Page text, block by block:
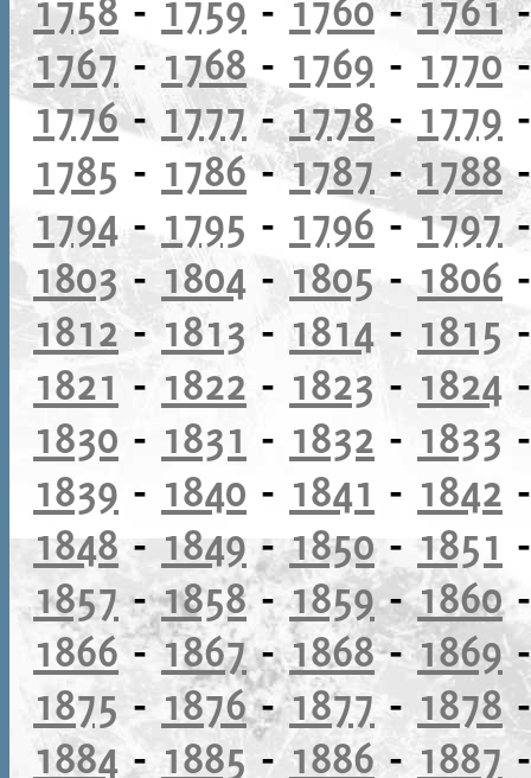
1767- 1768 - 1769 - 1770
1776- 1777-1778- 1779
1785 - 1786-1787-1788
1794 - 1795 - 1796-1797
1803- 1804 - 1805 - 1806
1812-1813 - 1814 - 1815
1821 - 1822 - 1823 - 1824
1830 - 1831 - 1832 - 1833
1839 - 1840 - 1841 - 1842
1848 - 1849 -1850- 1851
1857-1858-1859-1860
1866-1867-1868-1869
1875 - 1876-1877 - 1878
1884 -1885 - 1886 - 1887